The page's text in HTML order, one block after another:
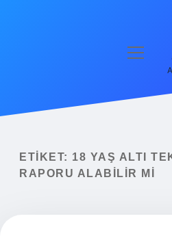
Yasal Uyarı
menüyü
ETIKET: 18 YAŞ ALTI
RAPORU ALABILIR MI